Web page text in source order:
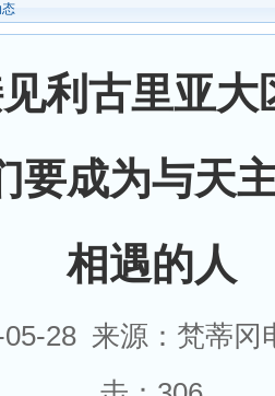
利古里亚大
要成为与天
相遇的人
05-28 来源：梵蒂